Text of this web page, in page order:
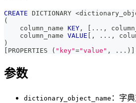
CREATE DICTIONARY <
(
    column_name
KEY , [ . . . ,
    column_name
VALUE [ , . . . ,
)
[ PROPERTIES ( "key"="value" , . . . ) ]
参数
dictionary_object_name ：字